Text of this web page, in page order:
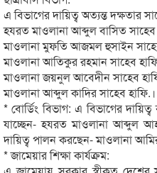
এ বিভাগের দায়িত্ব অত্যন্ত দক্ষতার
হযরত মাওলানা আব্দুল বাসিত সাহেব
মাওলানা মুফতি আজমল হুসাইন
মাওলানা আতিকুর রহমান সাহেব
মাওলানা জয়নুল আবেদীন সাহেব
মাওলানা আব্দুল কাদির সাহেব হাফি.।
* বোর্ডিং বিভাগ: এ বিভাগের
যাচ্ছেন- হযরত মাওলানা আব্দুল
দায়িত্ব পালন করছেন- মাওলানা
* জামেয়ার শিক্ষা কার্যক্রম: